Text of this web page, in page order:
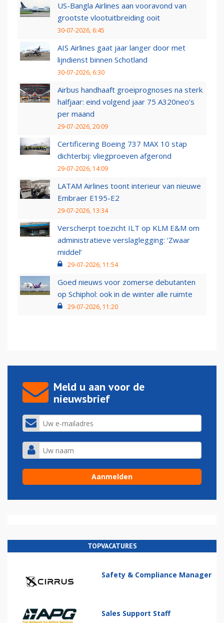
US-Bangla Airlines aan vooravond van
grootste vlootuitbreiding ooit
30-07-2026, 6:45
AIS Airlines gaat jaar langer door met
lijndienst binnen Schotland
30-07-2026, 6:30
Airbus handhaaft groeiprognoses na sterk
halfjaar: eind volgend jaar 75 A320neo’s
per maand
29-07-2026, 20:09
Certificering Boeing 737 MAX 10 stap
dichterbij: vliegproeven afgerond
29-07-2026, 14:09
LATAM Airlines toont interieur van nieuwe
Embraer E195-E2
29-07-2026, 13:34
Verscherpt toezicht ILT op KLM E&M om
administratieve verslaglegging: ‘Zwaar
middel’
29-07-2026, 11:54
Goed nieuws voor zomerse debutanten
op Schiphol: ook in de winter alle ruimte
29-07-2026, 11:20
Meld u aan voor de
nieuwsbrief
TOPVACATURES
Safety & Compliance Manager
Sales Support Staff